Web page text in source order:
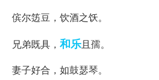
傧尔笾豆，饮酒之饫。
兄弟既具， 和乐且孺。
妻子好合，如鼓瑟琴。